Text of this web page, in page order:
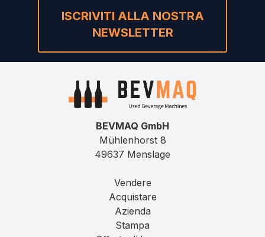
ISCRIVITI ALLA NOSTRA
NEWSLETTER
BEVMAQ GmbH
Mühlenhorst 8
49637 Menslage
Vendere
Acquistare
Azienda
Stampa